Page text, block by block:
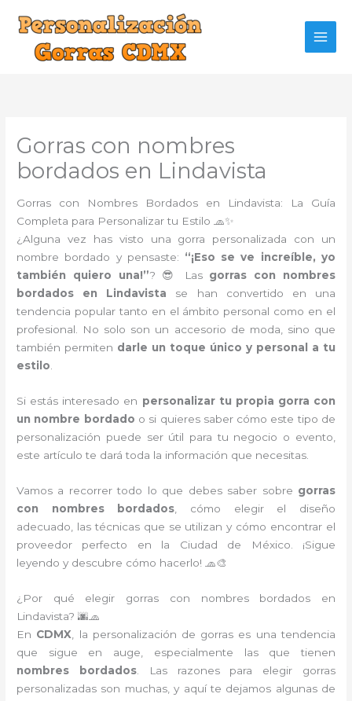
contenido
Gorras con nombres
bordados en Lindavista
Gorras con Nombres Bordados en Lindavista: La Guía
Completa para Personalizar tu Estilo 🧢✨
¿Alguna vez has visto una gorra personalizada con un
nombre bordado y pensaste: “¡Eso se ve increíble, yo
también quiero una!”? 😎 Las gorras con nombres
bordados en Lindavista se han convertido en una
tendencia popular tanto en el ámbito personal como en el
profesional. No solo son un accesorio de moda, sino que
también permiten darle un toque único y personal a tu
estilo.
Si estás interesado en personalizar tu propia gorra con
un nombre bordado o si quieres saber cómo este tipo de
personalización puede ser útil para tu negocio o evento,
este artículo te dará toda la información que necesitas.
Vamos a recorrer todo lo que debes saber sobre gorras
con nombres bordados , cómo elegir el diseño
adecuado, las técnicas que se utilizan y cómo encontrar el
proveedor perfecto en la Ciudad de México. ¡Sigue
leyendo y descubre cómo hacerlo! 🧢🎨
¿Por qué elegir gorras con nombres bordados en
Lindavista? 🌆🧢
En CDMX , la personalización de gorras es una tendencia
que sigue en auge, especialmente las que tienen
nombres bordados. Las razones para elegir gorras
personalizadas son muchas, y aquí te dejamos algunas de